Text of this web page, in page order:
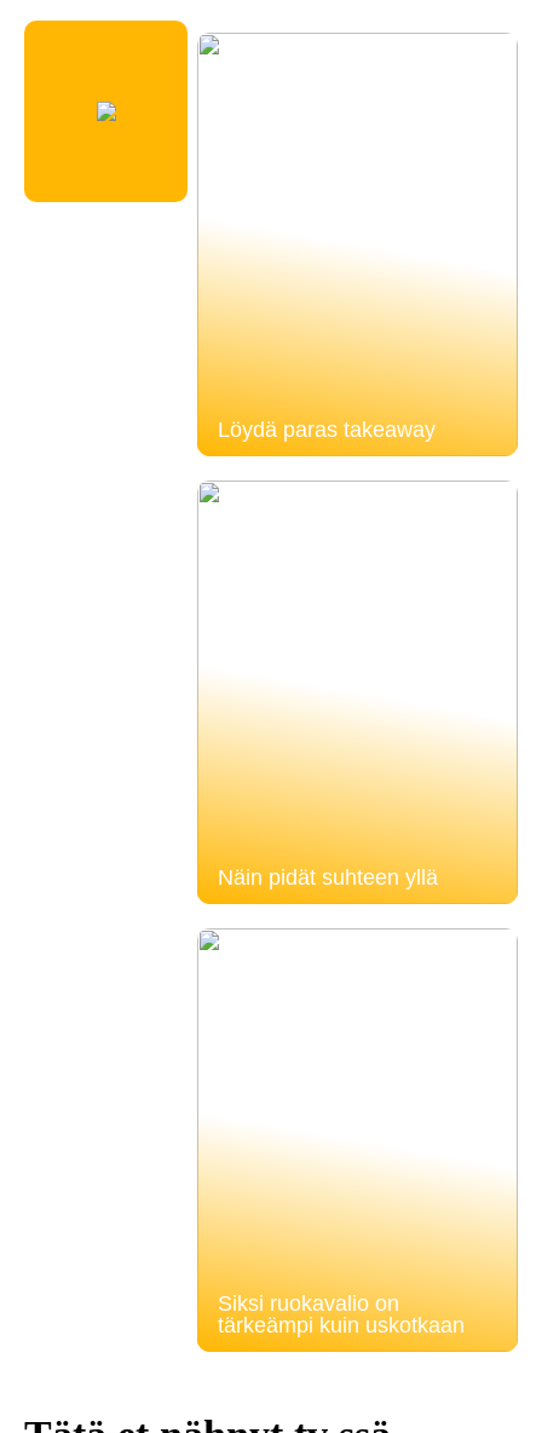
Löydä paras takeaway
Näin pidät suhteen yllä
Siksi ruokavalio on
tärkeämpi kuin uskotkaan